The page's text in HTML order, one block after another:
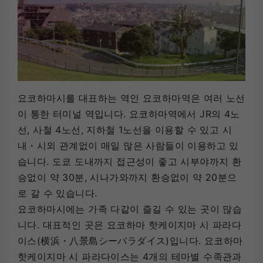
요코하마시를 대표하는 역인 요코하마역은 여러 노선
이 통한 터미널 역입니다. 요코하마역에서 JR의 4노
선, 사철 4노선, 지하철 1노선을 이용할 수 있고 시
내・시외 관계없이 매일 많은 사람들이 이용하고 있
습니다. 도쿄 도내까지 접근성이 좋고 시부야까지 환
승없이 약 30분, 시나가와까지 환승없이 약 20분으
로 갈 수 있습니다.
요코하마시에는 가족 다같이 즐길 수 있는 곳이 많습
니다. 대표적인 곳은 요코하마 핫케이지마 시 파라다
이스(横浜・八景島シーパラダイス)입니다. 요코하마
핫케이지마 시 파라다이스는 4개의 테마별 수족관과